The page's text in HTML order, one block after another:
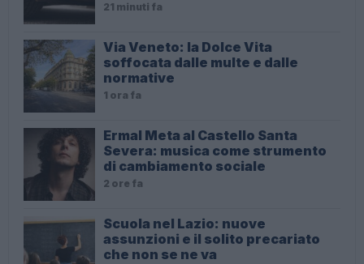
21 minuti fa
Via Veneto: la Dolce Vita
soffocata dalle multe e dalle
normative
1 ora fa
Ermal Meta al Castello Santa
Severa: musica come strumento
di cambiamento sociale
2 ore fa
Scuola nel Lazio: nuove
assunzioni e il solito precariato
che non se ne va